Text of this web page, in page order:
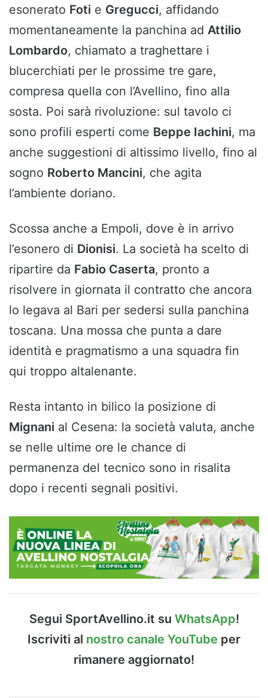
esonerato Foti e Gregucci, affidando
momentaneamente la panchina ad Attilio
Lombardo, chiamato a traghettare i
blucerchiati per le prossime tre gare,
compresa quella con l’Avellino, fino alla
sosta. Poi sarà rivoluzione: sul tavolo ci
sono profili esperti come Beppe Iachini, ma
anche suggestioni di altissimo livello, fino al
sogno Roberto Mancini, che agita
l’ambiente doriano.
Scossa anche a Empoli, dove è in arrivo
l’esonero di Dionisi. La società ha scelto di
ripartire da Fabio Caserta, pronto a
risolvere in giornata il contratto che ancora
lo legava al Bari per sedersi sulla panchina
toscana. Una mossa che punta a dare
identità e pragmatismo a una squadra fin
qui troppo altalenante.
Resta intanto in bilico la posizione di
Mignani al Cesena: la società valuta, anche
se nelle ultime ore le chance di
permanenza del tecnico sono in risalita
dopo i recenti segnali positivi.
Segui SportAvellino.it su WhatsApp!
Iscriviti al nostro canale YouTube per
rimanere aggiornato!